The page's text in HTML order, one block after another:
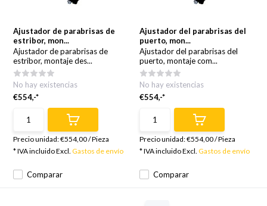
Ajustador de parabrisas de
estribor, mon...
Ajustador de parabrisas de
estribor, montaje des...
Comparar
No hay existencias
€554,-*
Precio unidad:€554,00/Pieza
* IVA incluido Excl.Gastos de envío
Ajustador del parabrisas del
puerto, mon...
Ajustador del parabrisas del
puerto, montaje com...
Comparar
No hay existencias
€554,-*
Precio unidad:€554,00/Pieza
* IVA incluido Excl. Gastos de envío